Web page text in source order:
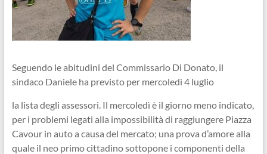
Seguendo le abitudini del Commissario Di Donato, il
sindaco Daniele ha previsto per mercoledì 4 luglio
la lista degli assessori. Il mercoledì è il giorno meno indicato,
per i problemi legati alla impossibilità di raggiungere Piazza
Cavour in auto a causa del mercato; una prova d’amore alla
quale il neo primo cittadino sottopone i componenti della